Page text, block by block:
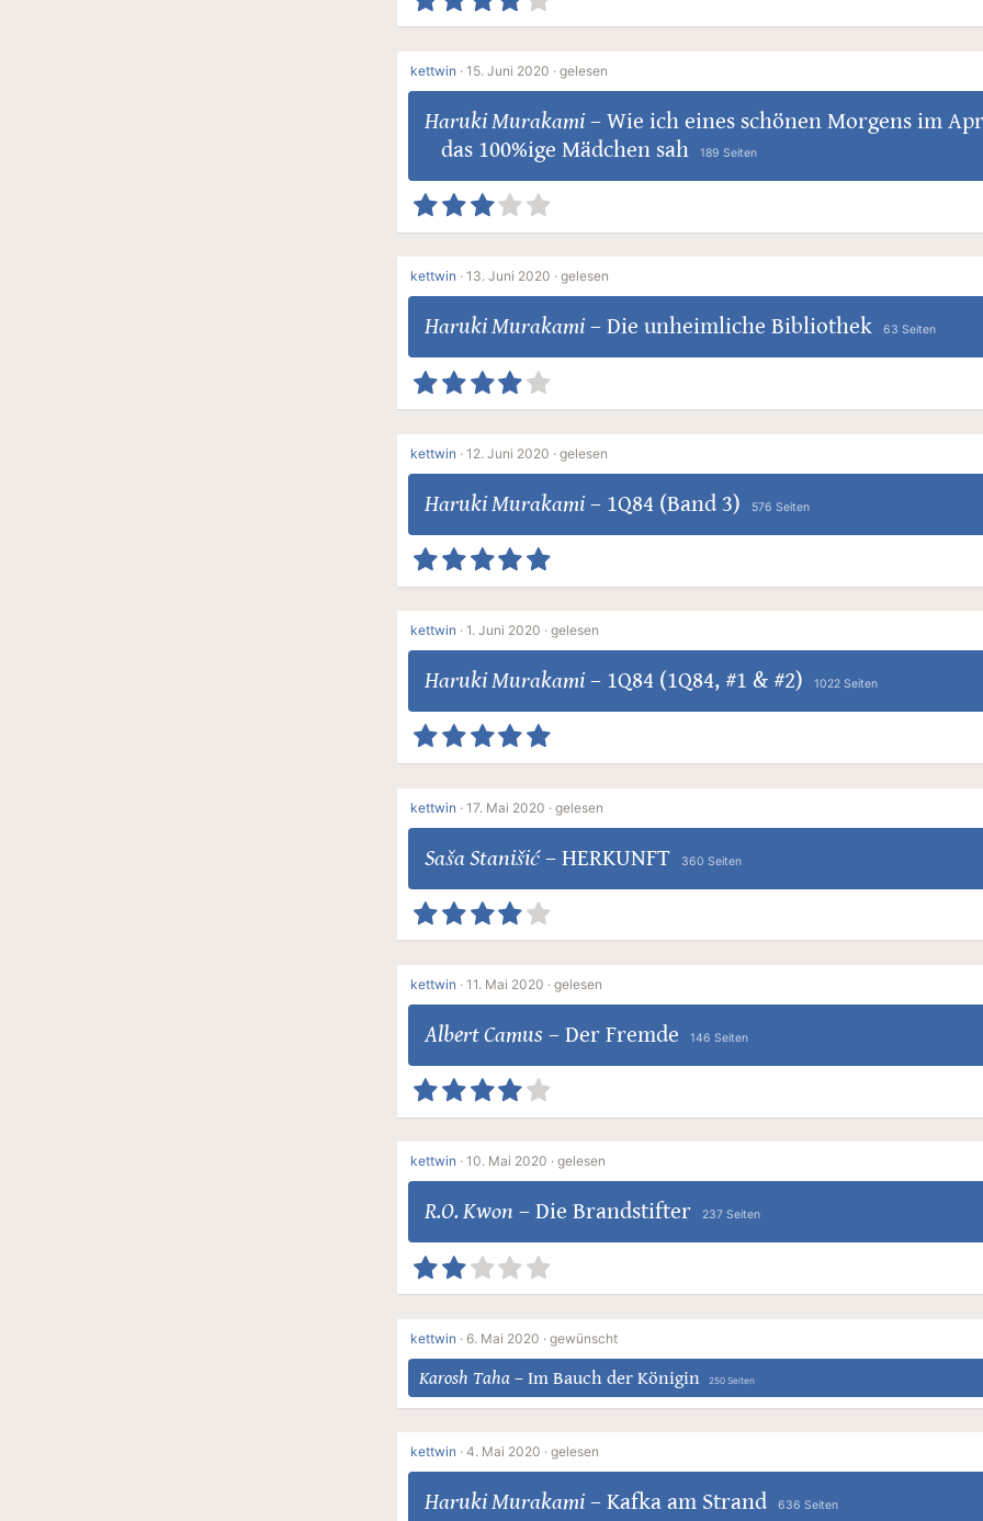
kettwin · 15. Juni 2020 · gelesen
Haruki Murakami– Wie ich eines schönen Morgens im
das 100%ige Mädchen sah
189 Seiten
kettwin · 13. Juni 2020 · gelesen
Haruki Murakami– Die unheimliche Bibliothek 63 Seiten
kettwin · 12. Juni 2020 · gelesen
Haruki Murakami– 1Q84 (Band 3) 576 Seiten
kettwin · 1. Juni 2020 · gelesen
Haruki Murakami– 1Q84 (1Q84, #1 & #2) 1022 Seiten
kettwin · 17. Mai 2020 · gelesen
Saša Stanišić– HERKUNFT 360 Seiten
kettwin · 11. Mai 2020 · gelesen
Albert Camus – Der Fremde 146 Seiten
kettwin · 10. Mai 2020 · gelesen
R.O. Kwon – Die Brandstifter 237 Seiten
kettwin · 6. Mai 2020 · gewünscht
Karosh Taha – Im Bauch der Königin 250 Seiten
kettwin · 4. Mai 2020 · gelesen
Haruki Murakami– Kafka am Strand 636 Seiten